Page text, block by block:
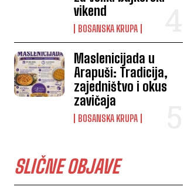
vikend
BOSANSKA KRUPA
Maslenicijada u
Arapuši: Tradicija,
zajedništvo i okus
zavičaja
BOSANSKA KRUPA
SLIČNE OBJAVE